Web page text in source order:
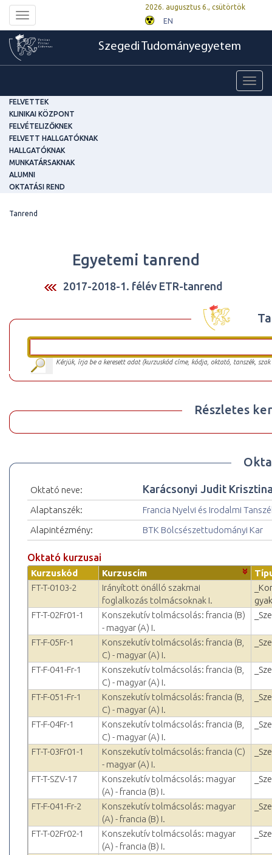
Toggle
navigation
2026. augusztus 6., csütörtök
EN
Szegedi Tudományegyetem
FELVETTEK
KLINIKAI KÖZPONT
FELVÉTELIZŐKNEK
FELVETT HALLGATÓKNAK
HALLGATÓKNAK
MUNKATÁRSAKNAK
ALUMNI
OKTATÁSI REND
Tanrend
Egyetemi tanrend
2017-2018-1. félév ETR-tanrend
Kérjük, írja be a keresett adat (kurzuskód címe, kódja, oktató, tanszék,
Részletes
Oktató neve: Karácsonyi Judit
Alaptanszék:
Francia Nyelvi és Irodalmi
Alapintézmény:
BTK Bölcsészettudományi Kar
Oktató kurzusai
Kurzuskód Kurzuscím
FT-T-0103-2
Irányított önálló szakmai
foglalkozás tolmácsoknak I.
FT-T-02Fr01-1
Konszekutív tolmácsolás: francia (B)
- magyar (A) I.
FT-F-05Fr-1
Konszekutív tolmácsolás: francia (B,
C) - magyar (A) I.
FT-F-041-Fr-1
Konszekutív tolmácsolás: francia (B,
C) - magyar (A) I.
FT-F-051-Fr-1
Konszekutív tolmácsolás: francia (B,
C) - magyar (A) I.
FT-F-04Fr-1
Konszekutív tolmácsolás: francia (B,
C) - magyar (A) I.
FT-T-03Fr01-1
Konszekutív tolmácsolás: francia (C)
- magyar (A) I.
FT-T-SZV-17
Konszekutív tolmácsolás: magyar
(A) - francia (B) I.
FT-F-041-Fr-2
Konszekutív tolmácsolás: magyar
(A) - francia (B) I.
FT-T-02Fr02-1
Konszekutív tolmácsolás: magyar
(A) - francia (B) I.